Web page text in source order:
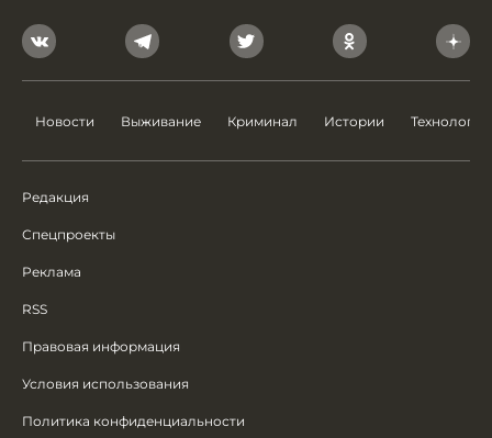
Новости Выживание Криминал Истории Технологии
Редакция
Спецпроекты
Реклама
RSS
Правовая информация
Условия использования
Политика конфиденциальности